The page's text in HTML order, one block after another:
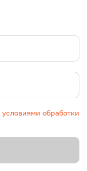
условиями обработки